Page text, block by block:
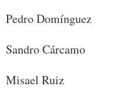
Pedro Domínguez
Sandro Cárcamo
Misael Ruiz